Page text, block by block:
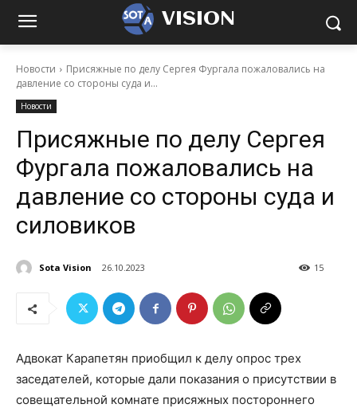
VISION
Новости
Присяжные по делу Сергея Фургала пожаловались на
давление со стороны суда и...
Новости
Присяжные по делу Сергея
Фургала пожаловались на
давление со стороны суда и
силовиков
Sota Vision 26.10.2023 15
Адвокат Карапетян приобщил к делу опрос трех
заседателей, которые дали показания о присутствии в
совещательной комнате присяжных постороннего